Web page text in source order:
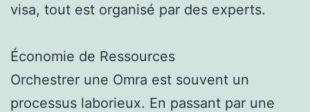
visa, tout est organisé par des experts.
Économie de Ressources
Orchestrer une Omra est souvent un
processus laborieux. En passant par une